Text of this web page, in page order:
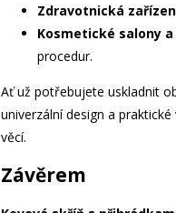
Zdravotnická
Kosmetické salony
procedur.
Ať už potřebujete uskladnit
univerzální design a
věcí.
Závěrem